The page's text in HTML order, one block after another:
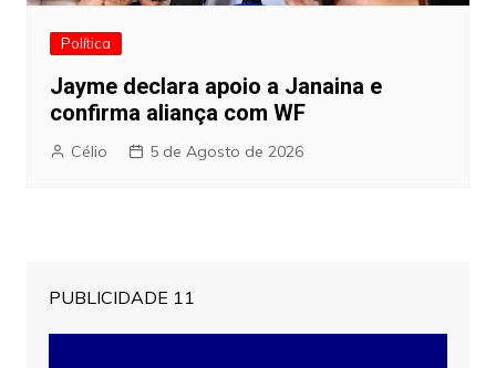
Política
Jayme declara apoio a Janaina e
confirma aliança com WF
Célio 5 de Agosto de 2026
PUBLICIDADE 11